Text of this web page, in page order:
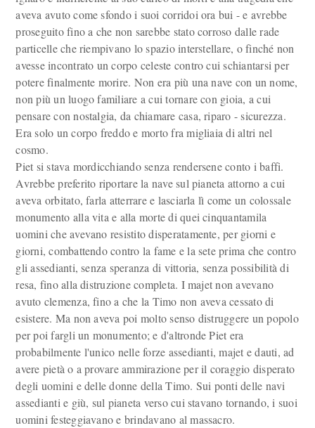
aveva avuto come sfondo i suoi corridoi ora bui - e avrebbe
proseguito fino a che non sarebbe stato corroso dalle rade
particelle che riempivano lo spazio interstellare, o finché non
avesse incontrato un corpo celeste contro cui schiantarsi per
potere finalmente morire. Non era più una nave con un nome,
non più un luogo familiare a cui tornare con gioia, a cui
pensare con nostalgia, da chiamare casa, riparo - sicurezza.
Era solo un corpo freddo e morto fra migliaia di altri nel
cosmo.
Piet si stava mordicchiando senza rendersene conto i baffi.
Avrebbe preferito riportare la nave sul pianeta attorno a cui
aveva orbitato, farla atterrare e lasciarla lì come un colossale
monumento alla vita e alla morte di quei cinquantamila
uomini che avevano resistito disperatamente, per giorni e
giorni, combattendo contro la fame e la sete prima che contro
gli assedianti, senza speranza di vittoria, senza possibilità di
resa, fino alla distruzione completa. I majet non avevano
avuto clemenza, fino a che la Timo non aveva cessato di
esistere. Ma non aveva poi molto senso distruggere un popolo
per poi fargli un monumento; e d'altronde Piet era
probabilmente l'unico nelle forze assedianti, majet e dauti, ad
avere pietà o a provare ammirazione per il coraggio disperato
degli uomini e delle donne della Timo. Sui ponti delle navi
assedianti e giù, sul pianeta verso cui stavano tornando, i suoi
uomini festeggiavano e brindavano al massacro.